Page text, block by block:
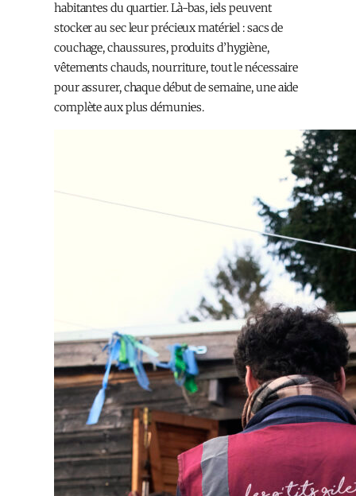
habitant·es du quartier. Là-bas, iels peuvent
stocker au sec leur précieux matériel : sacs de
couchage, chaussures, produits d’hygiène,
vêtements chauds, nourriture, tout le nécessaire
pour assurer, chaque début de semaine, une aide
complète aux plus démuni·es.